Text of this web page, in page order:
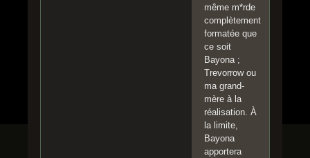
même m*rde
complètement
formatée que
ce soit
Bayona ;
Trevorrow ou
ma grand-
mère à la
réalisation. À
la limite,
Bayona
apportera